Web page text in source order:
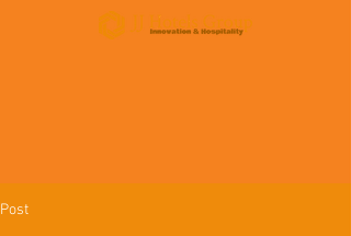
Post